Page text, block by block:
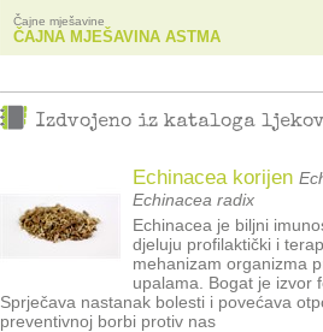
Čajne mješavine
ČAJNA MJEŠAVINA ASTMA
Izdvojeno iz kataloga
Echinacea korijen
Echinacea radix
Echinacea je biljni
djeluju profilaktički i
mehanizam organizma
upalama. Bogat je izvor
Sprječava nastanak bolesti i povećava
preventivnoj borbi protiv nas